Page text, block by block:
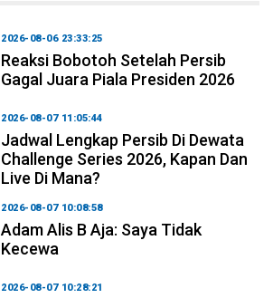
2026-08-06 23:33:25
Reaksi Bobotoh Setelah Persib
Gagal Juara Piala Presiden 2026
2026-08-07 11:05:44
Jadwal Lengkap Persib Di Dewata
Challenge Series 2026, Kapan Dan
Live Di Mana?
2026-08-07 10:08:58
Adam Alis B Aja: Saya Tidak
Kecewa
2026-08-07 10:28:21